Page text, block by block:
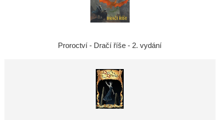
Proroctví - Dračí říše - 2. vydání